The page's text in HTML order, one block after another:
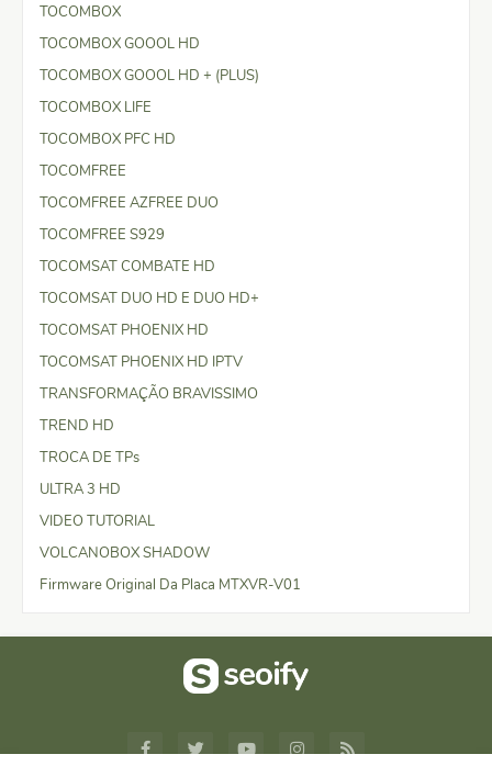
TOCOMBOX
TOCOMBOX GOOOL HD
TOCOMBOX GOOOL HD + (PLUS)
TOCOMBOX LIFE
TOCOMBOX PFC HD
TOCOMFREE
TOCOMFREE AZFREE DUO
TOCOMFREE S929
TOCOMSAT COMBATE HD
TOCOMSAT DUO HD E DUO HD+
TOCOMSAT PHOENIX HD
TOCOMSAT PHOENIX HD IPTV
TRANSFORMAÇÃO BRAVISSIMO
TREND HD
TROCA DE TPs
ULTRA 3 HD
VIDEO TUTORIAL
VOLCANOBOX SHADOW
Firmware Original Da Placa MTXVR-V01